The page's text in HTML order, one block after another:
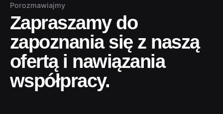
Porozmawiajmy
Zapraszamy do
zapoznania się z naszą
ofertą i nawiązania
współpracy.